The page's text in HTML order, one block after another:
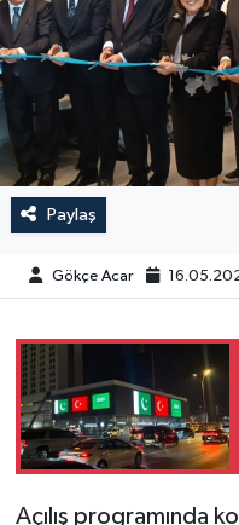
Paylaş
Gökçe Acar
Açılış programında